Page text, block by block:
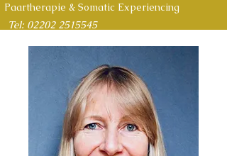
Paartherapie & Somatic Experiencing
Tel: 02202 2515545